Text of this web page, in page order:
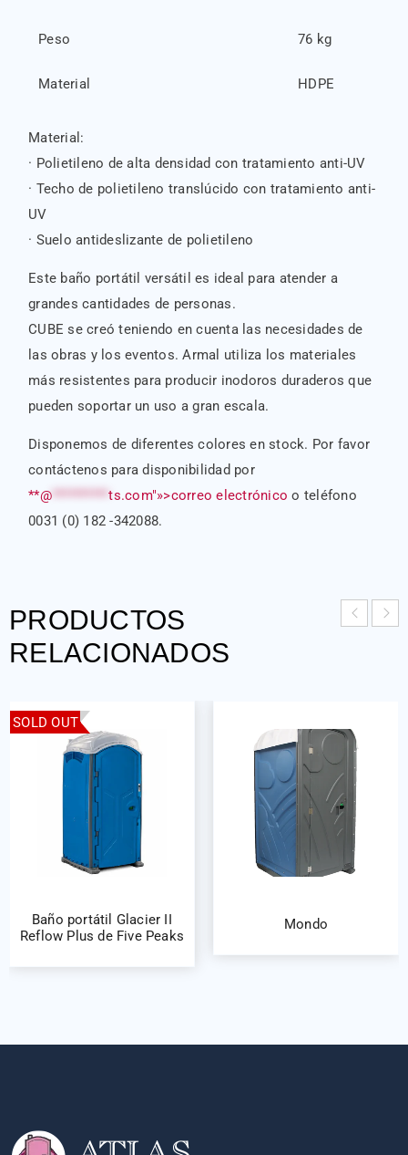
Peso 76 kg
Material HDPE
Material:
· Polietileno de alta densidad con tratamiento anti-UV
· Techo de polietileno translúcido con tratamiento anti-
UV
· Suelo antideslizante de polietileno
Este baño portátil versátil es ideal para atender a
grandes cantidades de personas.
CUBE se creó teniendo en cuenta las necesidades de
las obras y los eventos. Armal utiliza los materiales
más resistentes para producir inodoros duraderos que
pueden soportar un uso a gran escala.
Disponemos de diferentes colores en stock. Por favor
contáctenos para disponibilidad por
**@**********ts.com"»>correo electrónico o teléfono
0031 (0) 182 -342088.
PRODUCTOS
RELACIONADOS
SOLD OUT
Baño portátil Glacier II
Reflow Plus de Five Peaks
Mondo